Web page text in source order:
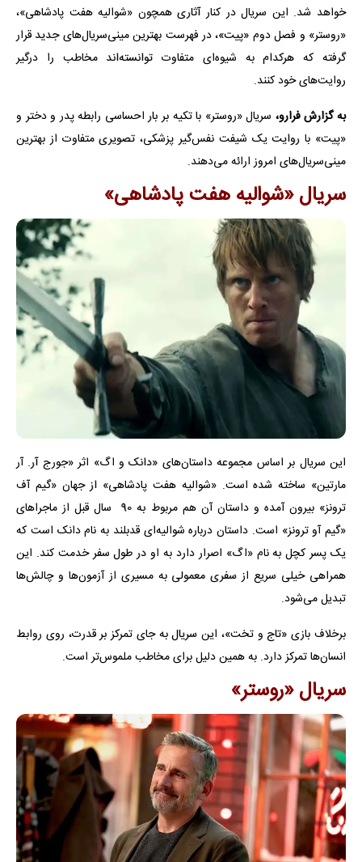
خواهد شد. این سریال در کنار آثاری همچون «شوالیه هفت پادشاهی»،
«روستر» و فصل دوم «پیت»، در فهرست بهترین مینی‌سریال‌های جدید قرار
گرفته که هرکدام به شیوه‌ای متفاوت توانسته‌اند مخاطب را درگیر
روایت‌های خود کنند.
به گزارش فرارو، سریال «روستر» با تکیه بر بار احساسی رابطه پدر و دختر و
«پیت» با روایت یک شیفت نفس‌گیر پزشکی، تصویری متفاوت از بهترین
مینی‌سریال‌های امروز ارائه می‌دهند.
سریال «شوالیه هفت پادشاهی»
این سریال بر اساس مجموعه داستان‌های «دانک و اگ» اثر «جورج آر. آر
مارتین» ساخته شده است. «شوالیه هفت پادشاهی» از جهان «گیم آف
ترونز» بیرون آمده و داستان آن هم مربوط به 90 سال قبل از ماجراهای
«گیم آو ترونز» است. داستان درباره شوالیه‌ای قدبلند به نام دانک است که
یک پسر کچل به نام «اگ» اصرار دارد به او در طول سفر خدمت کند. این
همراهی خیلی سریع از سفری معمولی به مسیری از آزمون‌ها و چالش‌ها
تبدیل می‌شود.
برخلاف بازی «تاج و تخت»، این سریال به جای تمرکز بر قدرت، روی روابط
انسان‌ها تمرکز دارد. به همین دلیل برای مخاطب ملموس‌‌تر است.
سریال «روستر»